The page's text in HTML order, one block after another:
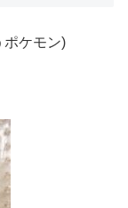
ポケモン)